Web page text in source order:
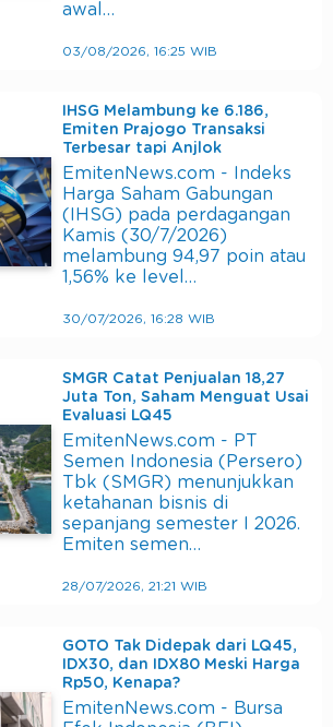
awal…
03/08/2026, 16:25 WIB
IHSG Melambung ke 6.186,
Emiten Prajogo Transaksi
Terbesar tapi Anjlok
EmitenNews.com - Indeks
Harga Saham Gabungan
(IHSG) pada perdagangan
Kamis (30/7/2026)
melambung 94,97 poin atau
1,56% ke level…
30/07/2026, 16:28 WIB
SMGR Catat Penjualan 18,27
Juta Ton, Saham Menguat Usai
Evaluasi LQ45
EmitenNews.com - PT
Semen Indonesia (Persero)
Tbk (SMGR) menunjukkan
ketahanan bisnis di
sepanjang semester I 2026.
Emiten semen…
28/07/2026, 21:21 WIB
GOTO Tak Didepak dari LQ45,
IDX30, dan IDX80 Meski Harga
Rp50, Kenapa?
EmitenNews.com - Bursa